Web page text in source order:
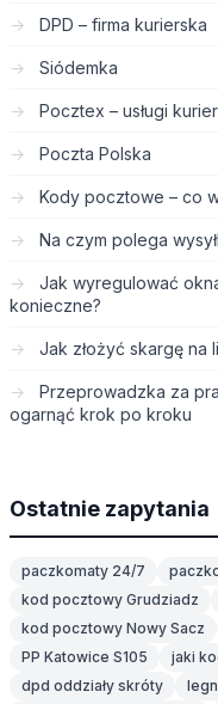
DPD – firma kurierska
Siódemka
Pocztex – usługi
Poczta Polska
Kody pocztowe – co
Na czym polega
Jak wyregulować
konieczne?
Jak złożyć skargę na
Przeprowadzka za
ogarnąć krok po kroku
Ostatnie zapytania
paczkomaty 24/7
kod pocztowy Grudziadz
kod pocztowy Nowy Sacz
PP Katowice S105
jaki
dpd oddziały skróty